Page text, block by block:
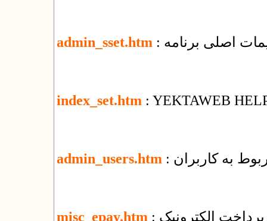
admin_sset.htm اصلی برنامه
index_set.htm : YEKTAWEB
admin_users.htm به کاربران
misc_epay.htm الکترونیک